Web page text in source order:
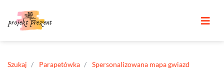
Szukaj Parapetówka Spersonalizowana mapa gwiazd